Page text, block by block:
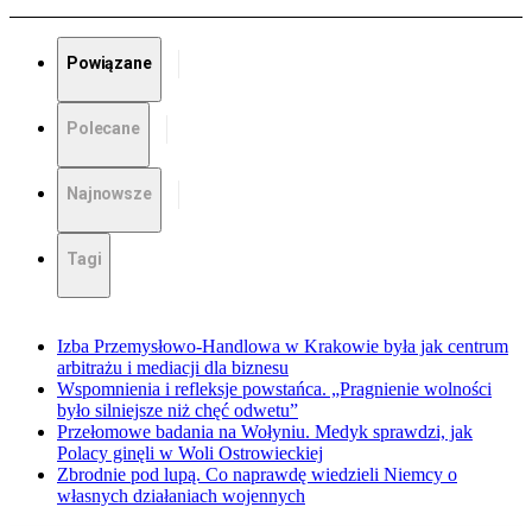
Powiązane
Polecane
Najnowsze
Tagi
Izba Przemysłowo-Handlowa w Krakowie była jak centrum
arbitrażu i mediacji dla biznesu
Wspomnienia i refleksje powstańca. „Pragnienie wolności
było silniejsze niż chęć odwetu”
Przełomowe badania na Wołyniu. Medyk sprawdzi, jak
Polacy ginęli w Woli Ostrowieckiej
Zbrodnie pod lupą. Co naprawdę wiedzieli Niemcy o
własnych działaniach wojennych